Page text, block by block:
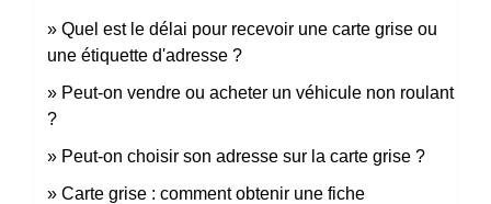
Quel est le délai pour recevoir une carte grise ou
une étiquette d'adresse ?
Peut-on vendre ou acheter un véhicule non roulant
?
Peut-on choisir son adresse sur la carte grise ?
Carte grise : comment obtenir une fiche